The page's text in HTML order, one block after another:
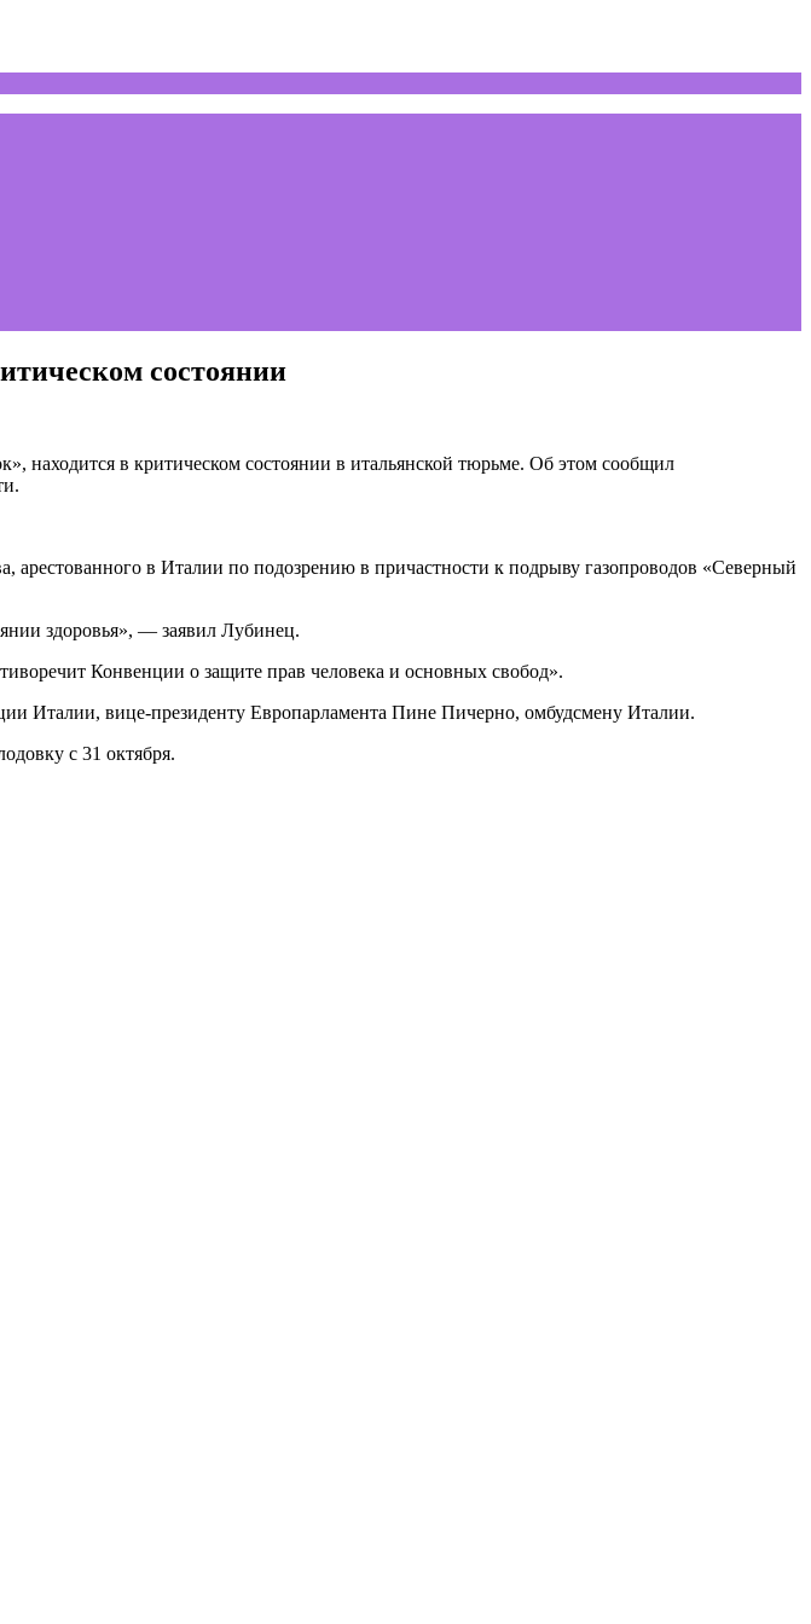
состоянии
находится в критическом состоянии в итальянской тюрьме. Об этом сообщил
арестованного в Италии по подозрению в причастности к подрыву газопроводов «Северный
здоровья», — заявил Лубинец.
Конвенции о защите прав человека и основных свобод».
Италии, вице-президенту Европарламента Пине Пичерно, омбудсмену Италии.
с 31 октября.